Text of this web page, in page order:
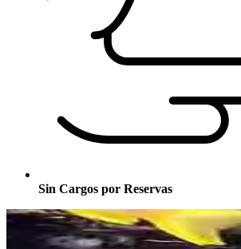
Sin Cargos por Reservas